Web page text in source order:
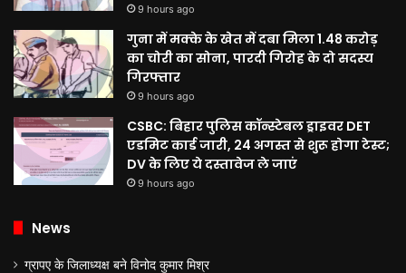
9 hours ago
गुना में मक्के के खेत में दबा मिला 1.48 करोड़
का चोरी का सोना, पारदी गिरोह के दो सदस्य
गिरफ्तार
9 hours ago
CSBC: बिहार पुलिस कॉन्स्टेबल ड्राइवर DET
एडमिट कार्ड जारी, 24 अगस्त से शुरू होगा टेस्ट;
DV के लिए ये दस्तावेज ले जाएं
9 hours ago
News
ग्रापए के जिलाध्यक्ष बने विनोद कुमार मिश्र